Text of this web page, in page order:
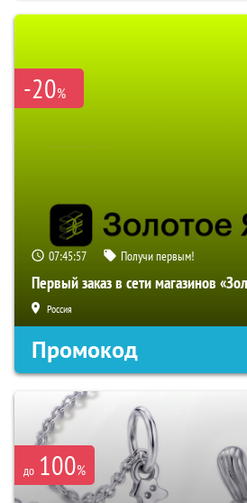
-20%
07:45:56 Получи первым!
Первый заказ в сети магазинов
Россия
Промокод
до 100%